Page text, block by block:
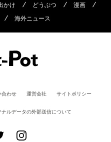
かけ どうぶつ
漫画
海外ニュース
合わせ 運営会社 サイトポリシー
ナルデータの外部送信について